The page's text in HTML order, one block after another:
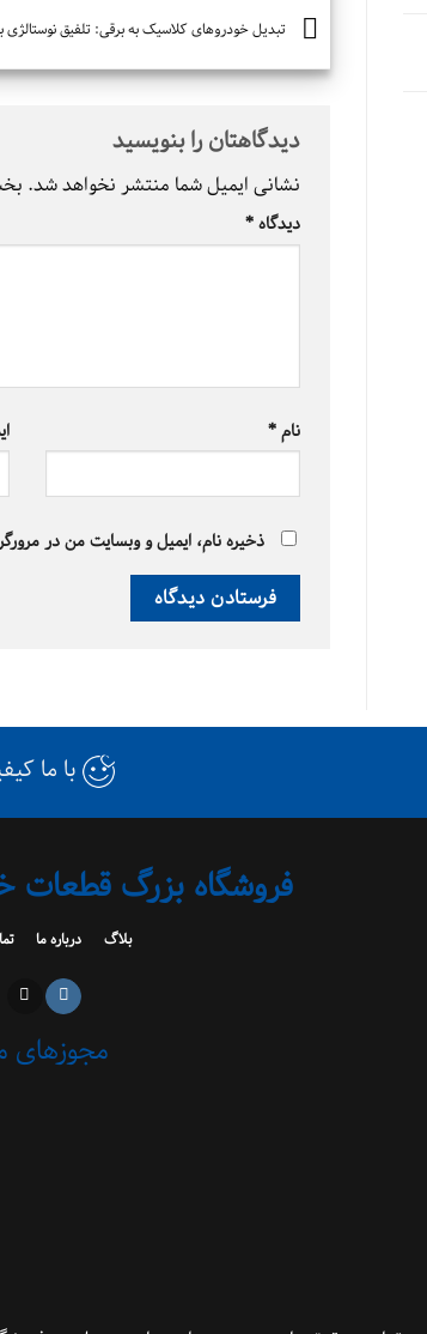
تبدیل خودروهای کلاسیک به برقی: تلفیق نوستالژی
دیدگاهتان را بنویسید
نشانی ایمیل شما منتشر نخواهد شد.
دیدگاه*
نام*
ذخیره نام، ایمیل و وبسایت من در
با ما
فروشگاه بزرگ
بلاگ درباره ما
مجوزهای